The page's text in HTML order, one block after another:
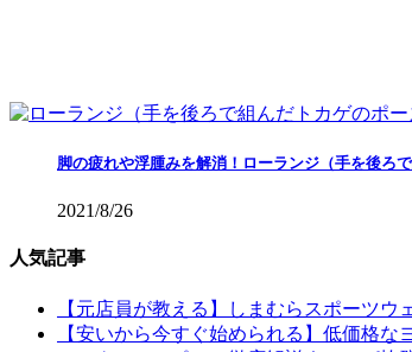
脚の疲れや浮腫みを解消！ローランジ（手を後ろ
2021/8/26
人気記事
【元店員が教える︎】しまむらスポーツ
【安いから今すぐ始められる】低価格